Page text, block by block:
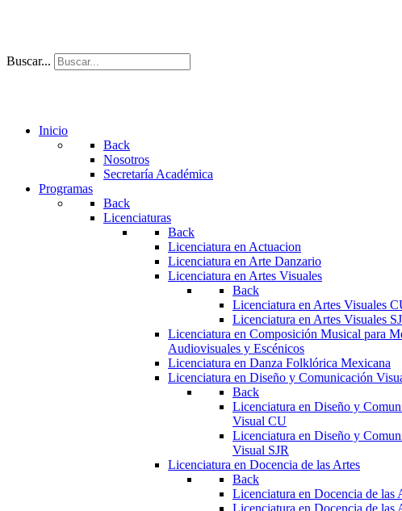
Buscar...
Inicio
Back
Nosotros
Secretaría Académica
Programas
Back
Licenciaturas
Back
Licenciatura en Actuacion
Licenciatura en Arte Danzario
Licenciatura en Artes Visuales
Back
Licenciatura en Artes Visuales
Licenciatura en Artes Visuales
Licenciatura en Composición Musical para
Audiovisuales y Escénicos
Licenciatura en Danza Folklórica Mexicana
Licenciatura en Diseño y Comunicación
Back
Licenciatura en Diseño y
Visual CU
Licenciatura en Diseño y
Visual SJR
Licenciatura en Docencia de las Artes
Back
Licenciatura en Docencia de las
Licenciatura en Docencia de las